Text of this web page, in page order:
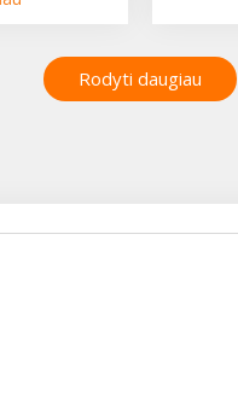
sutrinka.
bent
tačiau
išgirsti tokį
Rodyti daugiau